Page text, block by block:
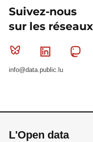
Suivez-nous
sur les
Bluesky Linkedin
info@data.public.lu
L'Open data